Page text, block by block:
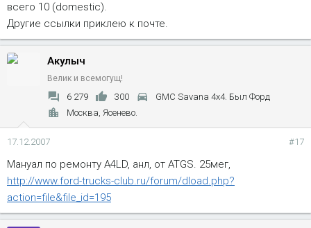
всего 10 (domestic).
Другие ссылки приклею к почте.
Акулыч
Велик и всемогущ!
6 279 300
GMC Savana 4x4. Был Форд
Москва, Ясенево.
17.12.2007 #17
Мануал по ремонту A4LD, анл, от ATGS. 25мег,
http://www.ford-trucks-club.ru/forum/dload.php?
action=file&file_id=195